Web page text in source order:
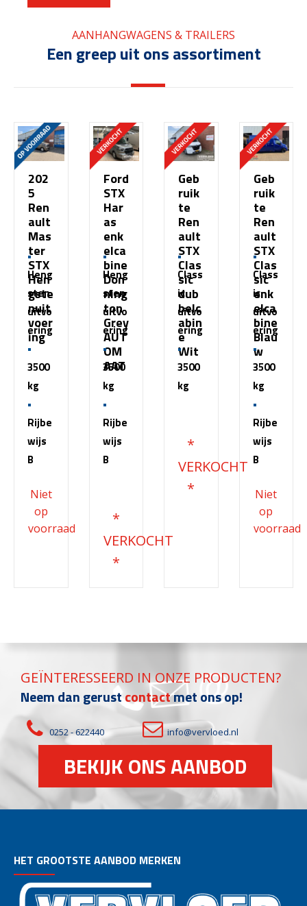
AANHANGWAGENS & TRAILERS
Een greep uit ons assortiment
202
5
Ren
ault
Mas
ter
STX
Hen
gste
nuit
voer
ing
Heng
sten
uitvo
ering
3500
kg
Rijbe
wijs
B
Ford
STX
Har
as
enk
elca
bine
Don
ning
ton
Grey
AUT
OM
AAT
Heng
sten
uitvo
ering
3500
kg
Rijbe
wijs
B
Geb
ruik
te
Ren
ault
STX
Clas
sic
dub
belc
abin
e
Wit
Class
ic
uitvo
ering
3500
kg
Geb
ruik
te
Ren
ault
STX
Clas
sic
enk
elca
bine
Blau
w
Class
ic
uitvo
ering
3500
kg
Rijbe
wijs
B
GEÏNTERESSEERD IN ONZE PRODUCTEN?
Neem dan gerustcontactmet ons op!
0252 - 622440 info@vervloed.nl
BEKIJK ONS AANBOD
HET GROOTSTE AANBOD MERKEN